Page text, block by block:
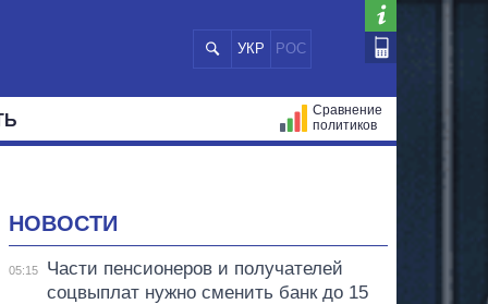
УКР РОС
Сравнение
политиков
НОВОСТИ
05:15
Части пенсионеров и получателей
соцвыплат нужно сменить банк до 15